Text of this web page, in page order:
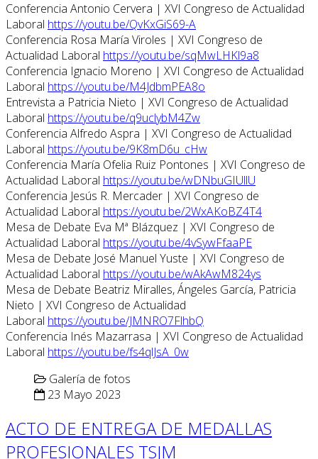
Conferencia Antonio Cervera | XVI Congreso de Actualidad
Laboral https://youtu.be/QvKxGiS69-A
Conferencia Rosa María Viroles | XVI Congreso de
Actualidad Laboral https://youtu.be/sqMwLHKl9a8
Conferencia Ignacio Moreno | XVI Congreso de Actualidad
Laboral https://youtu.be/M4JdbmPEA8o
Entrevista a Patricia Nieto | XVI Congreso de Actualidad
Laboral https://youtu.be/q9uclybM4Zw
Conferencia Alfredo Aspra | XVI Congreso de Actualidad
Laboral https://youtu.be/9K8mD6u_cHw
Conferencia María Ofelia Ruiz Pontones | XVI Congreso de
Actualidad Laboral https://youtu.be/wDNbuGIUllU
Conferencia Jesús R. Mercader | XVI Congreso de
Actualidad Laboral https://youtu.be/2WxAKoBZ4T4
Mesa de Debate Eva Mª Blázquez | XVI Congreso de
Actualidad Laboral https://youtu.be/4vSywFfaaPE
Mesa de Debate José Manuel Yuste | XVI Congreso de
Actualidad Laboral https://youtu.be/wAkAwM824ys
Mesa de Debate Beatriz Miralles, Ángeles García, Patricia
Nieto | XVI Congreso de Actualidad
Laboral https://youtu.be/JMNRO7FlhbQ
Conferencia Inés Mazarrasa | XVI Congreso de Actualidad
Laboral https://youtu.be/fs4qlJsA_0w
Galería de fotos
23 Mayo 2023
ACTO DE ENTREGA DE MEDALLAS
PROFESIONALES TSJM